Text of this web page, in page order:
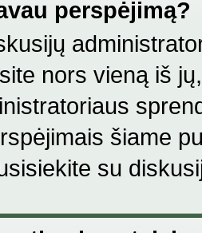
perspėjimą?
nors vieną iš
šiame
su